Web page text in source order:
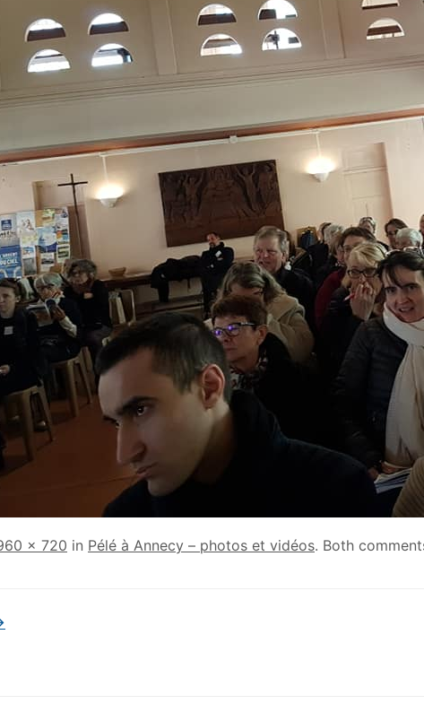
× 720 in Pélé à Annecy – photos et vidéos. Both